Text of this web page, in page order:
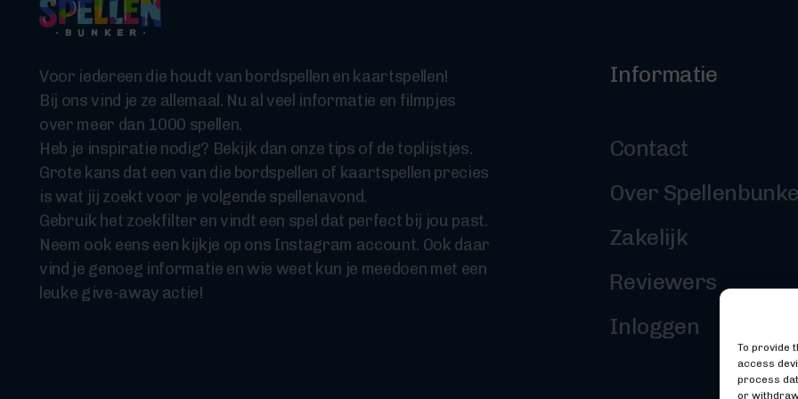
To provide
access
process
or
Voor iedereen die houdt van bordspellen en kaartspellen!
Bij ons vind je ze allemaal. Nu al veel informatie en filmpjes
over meer dan 1000 spellen.
Heb je inspiratie nodig? Bekijk dan onze tips of de toplijstjes.
Grote kans dat een van die bordspellen of kaartspellen precies
is wat jij zoekt voor je volgende spellenavond.
Gebruik het zoekfilter en vindt een spel dat perfect bij jou past.
Neem ook eens een kijkje op ons Instagram account. Ook daar
vind je genoeg informatie en wie weet kun je meedoen met een
leuke give-away actie!
Informatie
Contact
Over
Zakelijk
Reviewers
Inloggen